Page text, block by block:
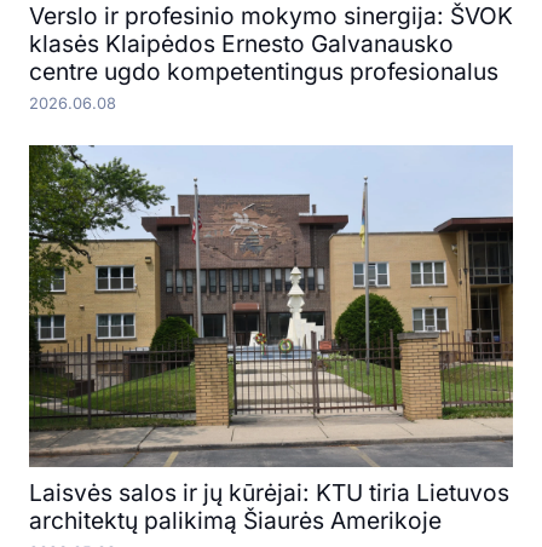
Verslo ir profesinio mokymo sinergija: ŠVOK
klasės Klaipėdos Ernesto Galvanausko
centre ugdo kompetentingus profesionalus
2026.06.08
Laisvės salos ir jų kūrėjai: KTU tiria Lietuvos
architektų palikimą Šiaurės Amerikoje